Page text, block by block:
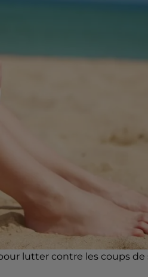
lutter contre les coups de